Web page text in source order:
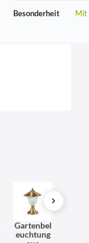
Besonderheit Mit
Gartenbel
euchtung